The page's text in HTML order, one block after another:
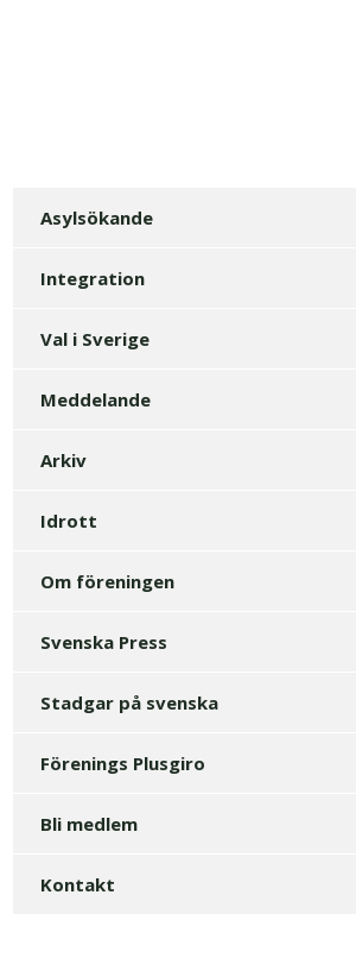
Asylsökande
Integration
Val i Sverige
Meddelande
Arkiv
Idrott
Om föreningen
Svenska Press
Stadgar på svenska
Förenings Plusgiro
Bli medlem
Kontakt